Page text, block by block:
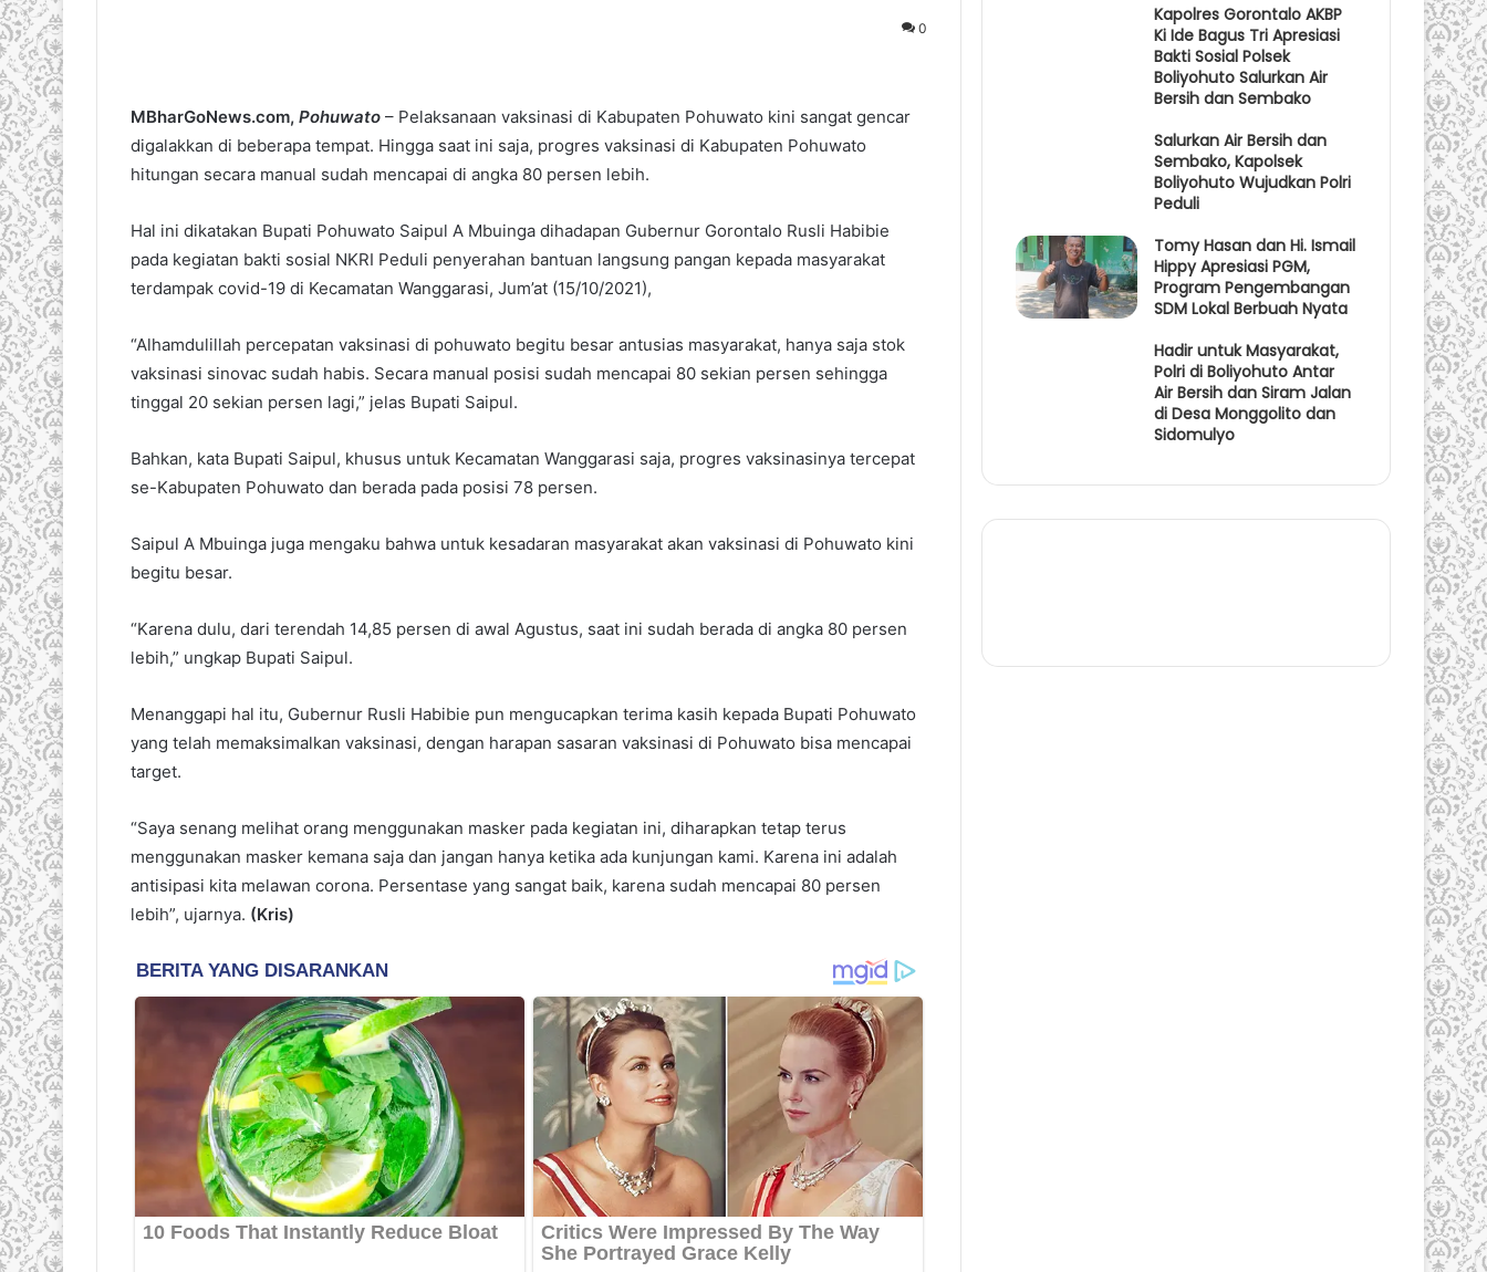
0
MBharGoNews.com, Pohuwato – Pelaksanaan vaksinasi di Kabupaten Pohuwato kini sangat gencar
digalakkan di beberapa tempat. Hingga saat ini saja, progres vaksinasi di Kabupaten Pohuwato
hitungan secara manual sudah mencapai di angka 80 persen lebih.
Hal ini dikatakan Bupati Pohuwato Saipul A Mbuinga dihadapan Gubernur Gorontalo Rusli Habibie
pada kegiatan bakti sosial NKRI Peduli penyerahan bantuan langsung pangan kepada masyarakat
terdampak covid-19 di Kecamatan Wanggarasi, Jum’at (15/10/2021),
“Alhamdulillah percepatan vaksinasi di pohuwato begitu besar antusias masyarakat, hanya saja stok
vaksinasi sinovac sudah habis. Secara manual posisi sudah mencapai 80 sekian persen sehingga
tinggal 20 sekian persen lagi,” jelas Bupati Saipul.
Bahkan, kata Bupati Saipul, khusus untuk Kecamatan Wanggarasi saja, progres vaksinasinya tercepat
se-Kabupaten Pohuwato dan berada pada posisi 78 persen.
Saipul A Mbuinga juga mengaku bahwa untuk kesadaran masyarakat akan vaksinasi di Pohuwato kini
begitu besar.
“Karena dulu, dari terendah 14,85 persen di awal Agustus, saat ini sudah berada di angka 80 persen
lebih,” ungkap Bupati Saipul.
Menanggapi hal itu, Gubernur Rusli Habibie pun mengucapkan terima kasih kepada Bupati Pohuwato
yang telah memaksimalkan vaksinasi, dengan harapan sasaran vaksinasi di Pohuwato bisa mencapai
target.
“Saya senang melihat orang menggunakan masker pada kegiatan ini, diharapkan tetap terus
menggunakan masker kemana saja dan jangan hanya ketika ada kunjungan kami. Karena ini adalah
antisipasi kita melawan corona. Persentase yang sangat baik, karena sudah mencapai 80 persen
lebih”, ujarnya. (Kris)
Kapolres Gorontalo AKBP
Ki Ide Bagus Tri Apresiasi
Bakti Sosial Polsek
Boliyohuto Salurkan Air
Bersih dan Sembako
Salurkan Air Bersih dan
Sembako, Kapolsek
Boliyohuto Wujudkan Polri
Peduli
Tomy Hasan dan Hi. Ismail
Hippy Apresiasi PGM,
Program Pengembangan
SDM Lokal Berbuah Nyata
Hadir untuk Masyarakat,
Polri di Boliyohuto Antar
Air Bersih dan Siram Jalan
di Desa Monggolito dan
Sidomulyo